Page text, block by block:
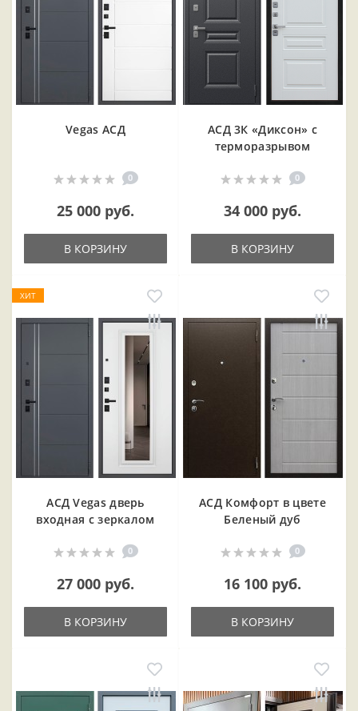
Vegas АСД
0
25 000 руб.
В КОРЗИНУ
АСД 3К «Диксон» с
терморазрывом
0
34 000 руб.
В КОРЗИНУ
ХИТ
АСД Vegas дверь
входная с зеркалом
0
27 000 руб.
В КОРЗИНУ
АСД Комфорт в цвете
Беленый дуб
0
16 100 руб.
В КОРЗИНУ